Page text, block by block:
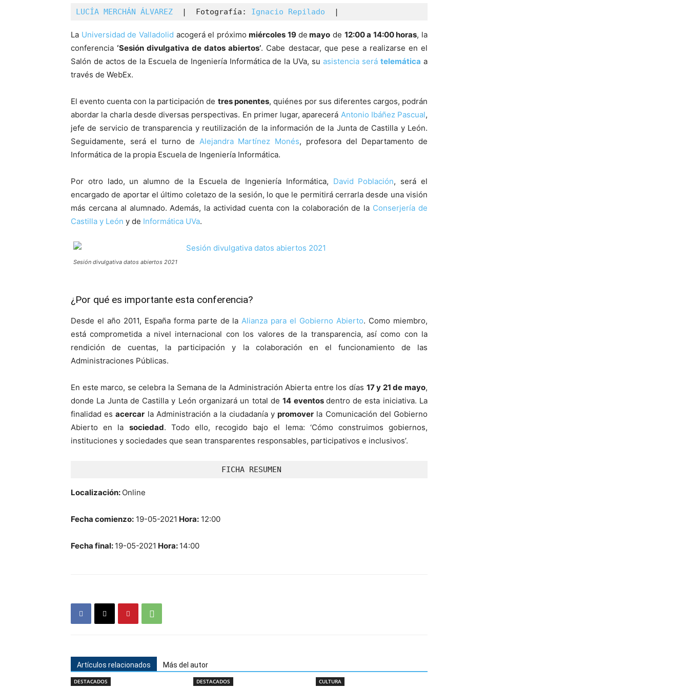
LUCÍA MERCHÁN ÁLVAREZ |  Fotografía: Ignacio Repilado
  |
La Universidad de Valladolid acogerá el próximomiércoles 19 de mayo de 12:00 a 14:00 horas, la
conferencia‘Sesión divulgativa de datos abiertos’. Cabe destacar, que pese a realizarse en el
Salón de actos de la Escuela de Ingeniería Informática de la UVa, suasistencia serátelemática a
través de WebEx.
El evento cuenta con la participación de tres ponentes, quiénes por sus diferentes cargos, podrán
abordar la charla desde diversas perspectivas. En primer lugar, aparecerá Antonio Ibáñez Pascual,
jefe de servicio de transparencia y reutilización de la información de la Junta de Castilla y León.
Seguidamente, será el turno de Alejandra Martínez Monés, profesora del Departamento de
Informática de la propia Escuela de Ingeniería Informática.
Por otro lado, un alumno de la Escuela de Ingeniería Informática, David Población, será el
encargado de aportar el último coletazo de la sesión, lo que le permitirá cerrarla desde una visión
más cercana al alumnado. Además, la actividad cuenta con la colaboración de la Conserjería de
Castilla y León y de Informática UVa.
Sesión divulgativa datos abiertos 2021
¿Por qué es importante esta conferencia?
Desde el año 2011, España forma parte de laAlianza para el Gobierno Abierto. Como miembro,
está comprometida a nivel internacional con los valores de la transparencia, así como con la
rendición de cuentas, la participación y la colaboración en el funcionamiento de las
Administraciones Públicas.
En este marco, se celebra la Semana de la Administración Abierta entre los días 17 y 21 de mayo,
donde La Junta de Castilla y León organizará un total de14 eventos dentro de esta iniciativa. La
finalidad esacercar la Administración a la ciudadanía ypromover la Comunicación del Gobierno
Abierto en la sociedad. Todo ello, recogido bajo el lema: ‘Cómo construimos gobiernos,
instituciones y sociedades que sean transparentes responsables, participativos e inclusivos’.
FICHA RESUMEN
Localización: Online
Fecha comienzo: 19-05-2021 Hora: 12:00
Fecha final: 19-05-2021 Hora: 14:00
Artículos relacionados Más del autor
DESTACADOS DESTACADOS CULTURA